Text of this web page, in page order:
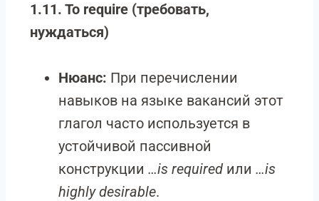
1.11. To require (требовать,
нуждаться)
Нюанс: При перечислении
навыков на языке вакансий этот
глагол часто используется в
устойчивой пассивной
конструкции …is required или …is
highly desirable.